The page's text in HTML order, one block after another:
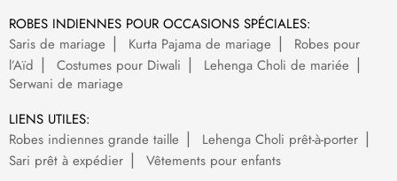
ROBES INDIENNES POUR OCCASIONS SPÉCIALES:
Saris de mariage
Kurta Pajama de mariage
Robes pour
l’Aïd
Costumes pour Diwali
Lehenga Choli de mariée
Serwani de mariage
LIENS UTILES:
Robes indiennes grande taille
Lehenga Choli prêt-à-porter
Sari prêt à expédier
Vêtements pour enfants